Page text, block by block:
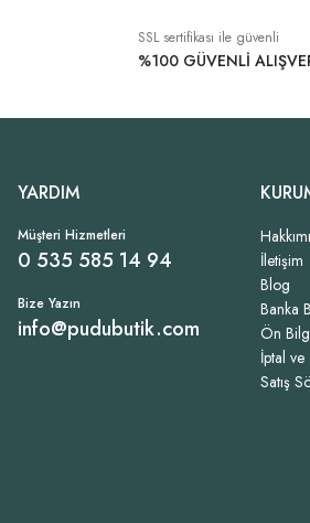
SSL sertifikası ile güvenli
%100 GÜVENLİ
YARDIM
Müşteri Hizmetleri
0 535 585 14 94
Bize Yazın
info@pudubutik.com
İletişim
Blog
Banka
Ön
İptal ve
Satış